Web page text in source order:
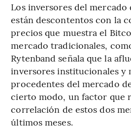
Los inversores del
están descontentos con la
precios que muestra el
mercado tradicionales,
Rytenband señala que la
inversores institucionales y
procedentes del mercado
cierto modo, un factor que
correlación de estos dos
últimos meses.